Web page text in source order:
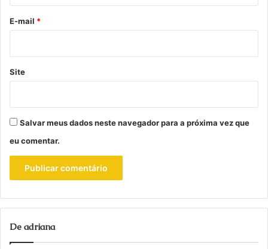
*
E-mail *
Site
Salvar meus dados neste navegador para a próxima vez que
eu comentar.
De adriana